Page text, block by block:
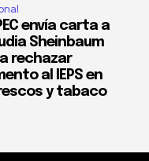
envía carta a
Sheinbaum
rechazar
al IEPS en
y tabaco